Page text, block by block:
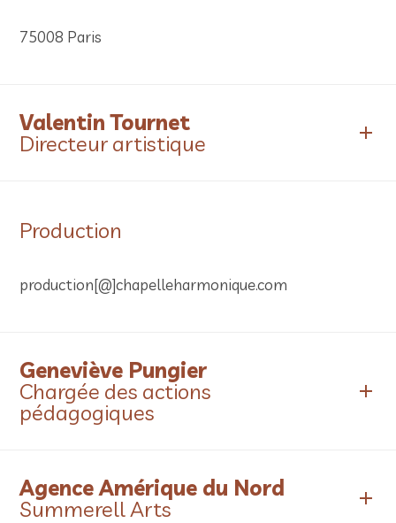
75008 Paris
Valentin Tournet
Directeur artistique
Production
production[@]chapelleharmonique.com
Geneviève Pungier
Chargée des actions
pédagogiques
Agence Amérique du Nord
Summerell Arts